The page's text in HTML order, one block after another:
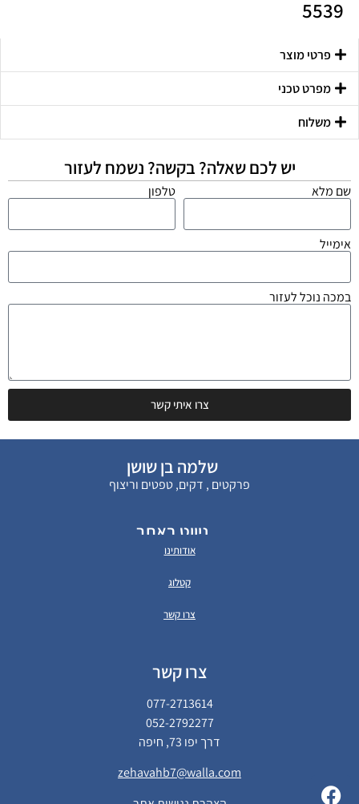
5539
פרטי מוצר
מפרט טכני
משלוח
יש לכם שאלה? בקשה? נשמח לעזור
שם מלא טלפון
אימייל
במכה נוכל לעזור
צרו איתי קשר
שלמה בן שושן
פרקטים , דקים, טפטים וריצוף
ניווט באתר
אודותינו
קטלוג
צרו קשר
צרו קשר
077-2713614
052-2792277
דרך יפו 73, חיפה
zehavahb7@walla.com